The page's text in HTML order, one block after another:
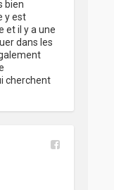
bien
y est
et il y a une
dans les
cherchent